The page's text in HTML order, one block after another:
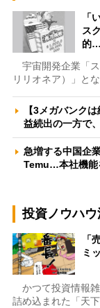
「
ス
的…
宇宙開発企業「ス
リリオネア）」と
【3メガバンク
益続出の一方で
急増する中国企
Temu…本社機
投資ノウハウ
「
ミ
かつて投資情報
詰め込まれた「天